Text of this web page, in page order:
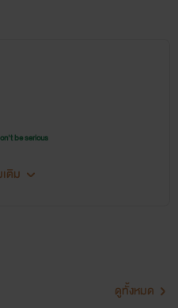
be serious
าวสารและพูดคุยกันได้ทาง X
ติม
ดูทั้งหมด